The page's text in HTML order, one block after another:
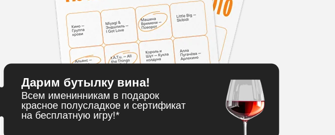
Дарим бутылку вина!
Всем именинникам в подарок
красное полусладкое и сертификат
на бесплатную игру!*